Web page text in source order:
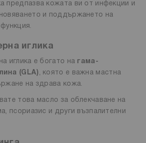
предпазва кожата ви от инфекции и
и поддържането на
иглика
иглика е богато на гама-
(GLA) , която е важна мастна
на здрава кожа.
това масло за облекчаване на
псориазис и други възпалителни